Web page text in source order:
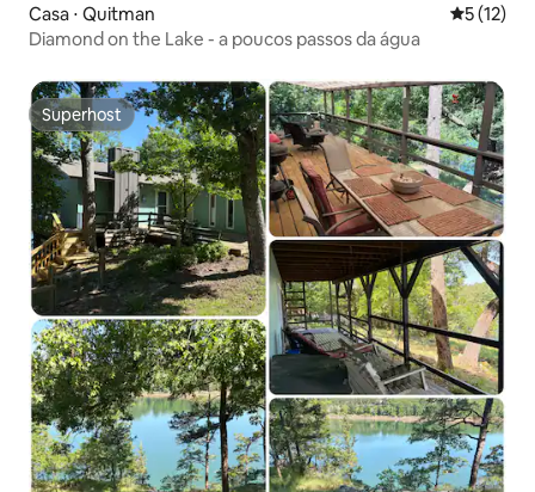
Casa ⋅ Quitman 5 de uma
5 (12)
Diamond on the Lake - a poucos passos da água
Superhost
Superhost